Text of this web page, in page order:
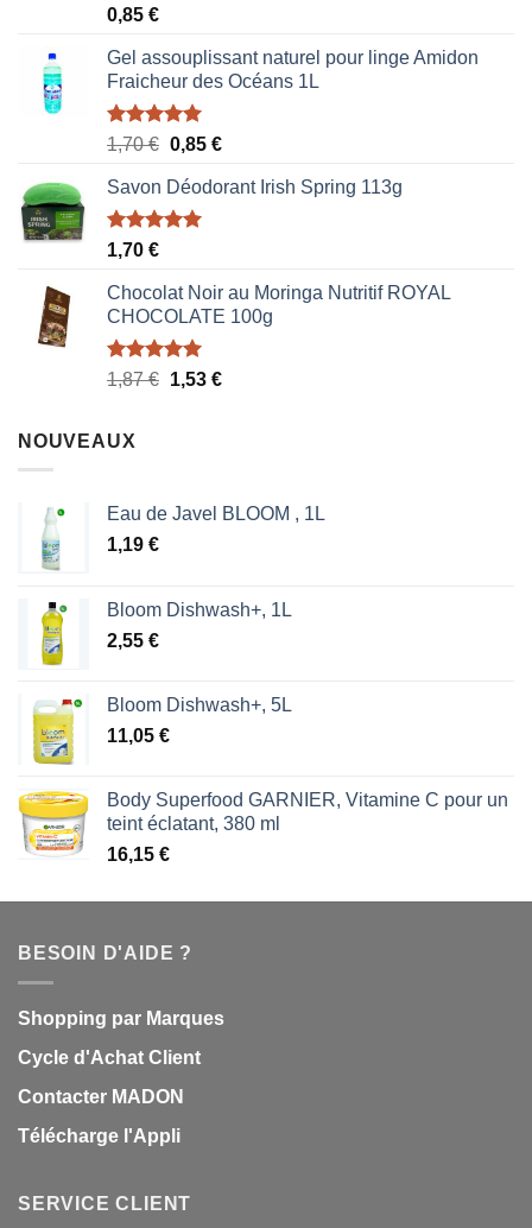
Note5.00
sur 5
0,85 €
Gel assouplissant naturel pour linge Amidon
Fraicheur des Océans 1L
Note5.00
sur 5
1,70€ Le
initial
était :
0,85 €Le
actuel
Savon Déodorant Irish Spring 113g
Note5.00
sur 5
1,70 €
Chocolat Noir au Moringa Nutritif ROYAL
CHOCOLATE 100g
Note5.00
sur 5
1,87€ Le
1,53 €Le
NOUVEAUX
Eau de Javel BLOOM , 1L
1,19 €
Bloom Dishwash+, 1L
2,55 €
Bloom Dishwash+, 5L
11,05 €
Body Superfood GARNIER, Vitamine C pour un
teint éclatant, 380 ml
16,15 €
BESOIN D'AIDE ?
Shopping par Marques
Cycle d'Achat Client
Contacter MADON
Télécharge l'Appli
SERVICE CLIENT